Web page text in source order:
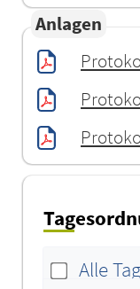
Anlagen
Alle